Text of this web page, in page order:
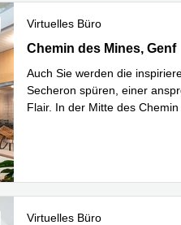
Virtuelles Büro
Chemin des Mines
Chemin des Mines, Genf
Auch Sie werden die
Secheron spüren, einer
Flair. In der Mitte des
Virtuelles Büro